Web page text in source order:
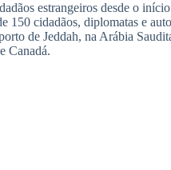
estrangeiros desde o
150 cidadãos, diplomatas e
de Jeddah, na Arábia
Canadá.